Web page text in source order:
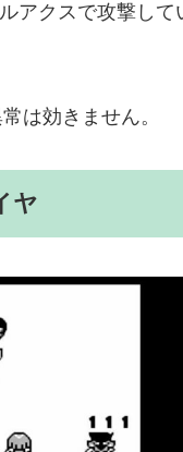
アクスで攻撃して
は効きません。
ヤ